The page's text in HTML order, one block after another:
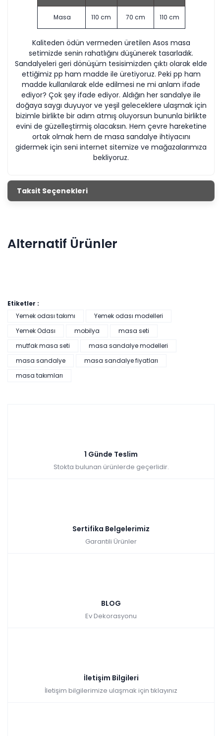
Masa 110 cm 70 cm 110 cm
Kaliteden ödün vermeden üretilen Asos masa
setimizde senin rahatlığını düşünerek tasarladık.
Sandalyeleri geri dönüşüm tesisimizden çıktı olarak elde
ettiğimiz pp ham madde ile üretiyoruz. Peki pp ham
madde kullanılarak elde edilmesi ne mi anlam ifade
ediyor? Çok şey ifade ediyor. Aldığın her sandalye ile
doğaya saygı duyuyor ve yeşil geleceklere ulaşmak için
bizimle birlikte bir adım atmış oluyorsun bununla birlikte
evini de güzelleştirmiş olacaksın. Hem çevre hareketine
ortak olmak hem de masa sandalye ihtiyacını
gidermek için seni internet sitemize ve mağazalarımıza
bekliyoruz.
Taksit Seçenekleri
Alternatif Ürünler
Pratik Çok Amaçlı Dolap - Beyaz
Etiketler :
Yemek odası takımı
Yemek odası modelleri
Yemek Odası
mobilya
masa seti
mutfak masa seti
masa sandalye modelleri
masa sandalye
masa sandalye fiyatları
masa takımları
1 Günde Teslim
Stokta bulunan ürünlerde geçerlidir.
Sertifika Belgelerimiz
Garantili Ürünler
BLOG
Ev Dekorasyonu
İletişim Bilgileri
İletişim bilgilerimize ulaşmak için tıklayınız